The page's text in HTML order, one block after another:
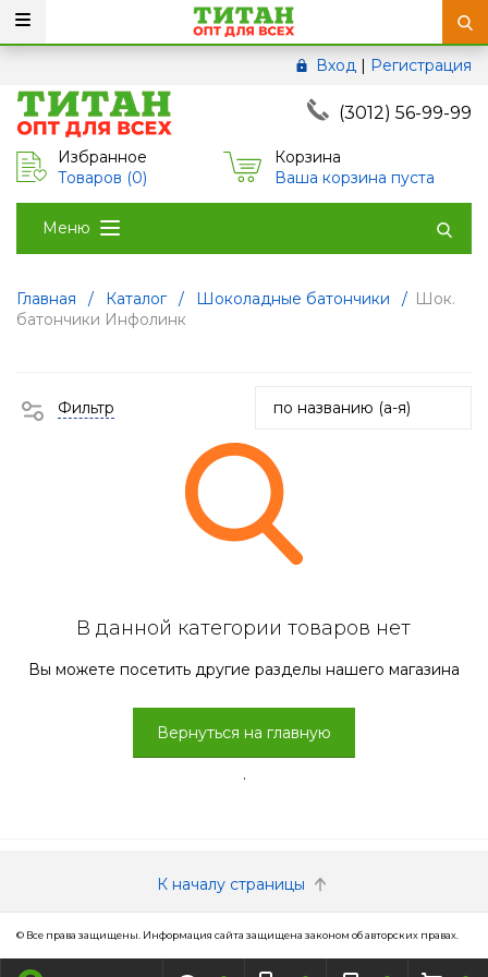
Вход | Регистрация
(3012) 56-99-99
Избранное
Товаров (0)
Корзина
Ваша корзина пуста
Меню
Главная / Каталог / Шоколадные батончики / Шок.
батончики Инфолинк
Фильтр
В данной категории товаров нет
Вы можете посетить другие разделы нашего магазина
Вернуться на главную
.
К началу страницы
© Все права защищены. Информация сайта защищена законом об авторских правах.